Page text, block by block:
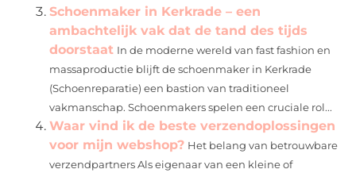
Schoenmaker in Kerkrade – een
ambachtelijk vak dat de tand des tijds
doorstaat In de moderne wereld van fast fashion en
massaproductie blijft de schoenmaker in Kerkrade
(Schoenreparatie) een bastion van traditioneel
vakmanschap. Schoenmakers spelen een cruciale rol...
Waar vind ik de beste verzendoplossingen
voor mijn webshop? Het belang van betrouwbare
verzendpartners Als eigenaar van een kleine of